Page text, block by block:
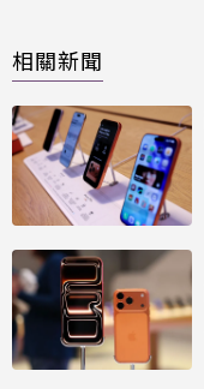
相關新聞